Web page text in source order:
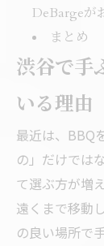
DeBargeが
まとめ
渋谷で手
いる理由
最近は、BBQ
の」だけではな
て選ぶ方が増
遠くまで移動
の良い場所で